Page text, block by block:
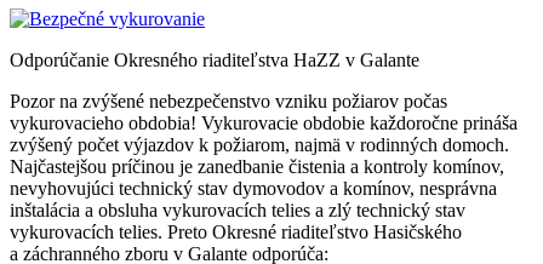
Odporúčanie Okresného riaditeľstva HaZZ v Galante
Pozor na zvýšené nebezpečenstvo vzniku požiarov počas
vykurovacieho obdobia! Vykurovacie obdobie každoročne prináša
zvýšený počet výjazdov k požiarom, najmä v rodinných domoch.
Najčastejšou príčinou je zanedbanie čistenia a kontroly komínov,
nevyhovujúci technický stav dymovodov a komínov, nesprávna
inštalácia a obsluha vykurovacích telies a zlý technický stav
vykurovacích telies. Preto Okresné riaditeľstvo Hasičského
a záchranného zboru v Galante odporúča: